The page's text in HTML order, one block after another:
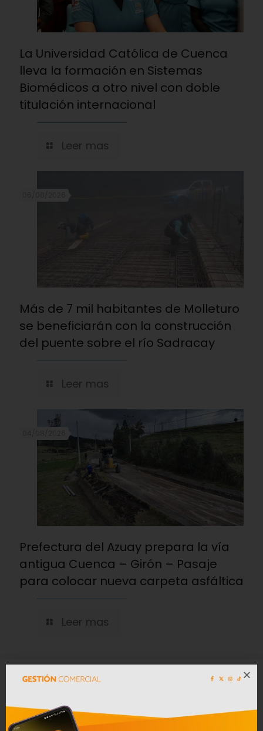
La Universidad Católica de Cuenca
lleva la formación en Sistemas
Biomédicos a otro nivel con doble
titulación internacional
Leer mas
Más de 7 mil habitantes de Molleturo
se beneficiarán con la construcción
del puente sobre el río Sadracay
Leer mas
Prefectura del Azuay prepara la vía
antigua Cuenca – Girón – Pasaje
para colocar nueva carpeta asfáltica
Leer mas
Convocatoria a Oferta Pública de